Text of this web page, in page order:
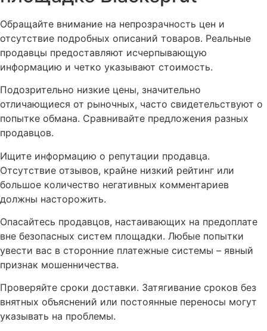
Обращайте внимание на непрозрачность цен и
отсутствие подробных описаний товаров. Реальные
продавцы предоставляют исчерпывающую
информацию и четко указывают стоимость.
Подозрительно низкие цены, значительно
отличающиеся от рыночных, часто свидетельствуют о
попытке обмана. Сравнивайте предложения разных
продавцов.
Ищите информацию о репутации продавца.
Отсутствие отзывов, крайне низкий рейтинг или
большое количество негативных комментариев
должны насторожить.
Опасайтесь продавцов, настаивающих на предоплате
вне безопасных систем площадки. Любые попытки
увести вас в сторонние платежные системы – явный
признак мошенничества.
Проверяйте сроки доставки. Затягивание сроков без
внятных объяснений или постоянные переносы могут
указывать на проблемы.